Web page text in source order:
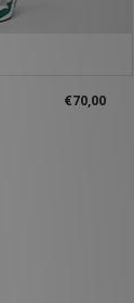
€70,00